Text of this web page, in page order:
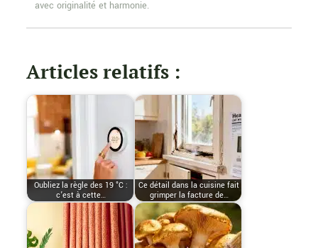
avec originalité et harmonie.
Articles relatifs :
Oubliez la règle des 19 °C :
c’est à cette…
Ce détail dans la cuisine fait
grimper la facture de…